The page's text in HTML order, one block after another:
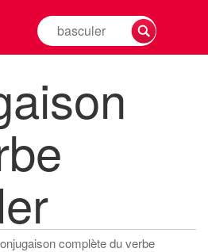
Rechercher
la
d'un
verbe
complète du verbe